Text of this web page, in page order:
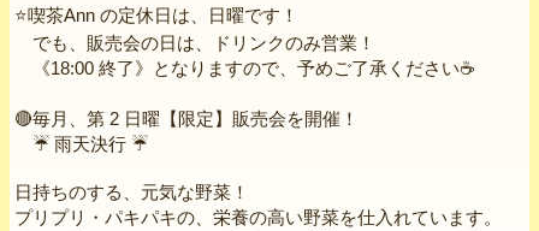
⭐️喫茶Ann の定休日は、日曜です！
でも、販売会の日は、ドリンクのみ営業！
《18:00 終了》となりますので、予めご了承ください☕
🔴毎月、第 2 日曜【限定】販売会を開催！
☔ 雨天決行 ☔
日持ちのする、元気な野菜！
プリプリ・パキパキの、栄養の高い野菜を仕入れています。